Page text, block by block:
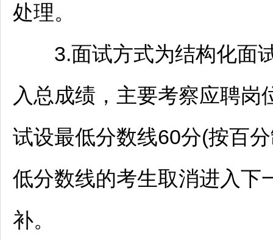
处理。
3.面试方式为结构化面试
入总成绩，主要考察应聘
试设最低分数线60分(按百
低分数线的考生取消进入下
补。